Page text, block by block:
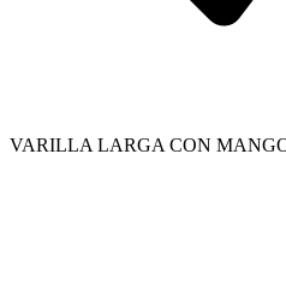
VARILLA LARGA CON